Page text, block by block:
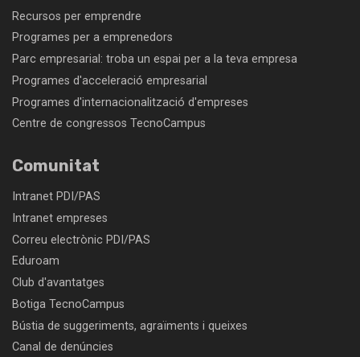
Recursos per emprendre
Programes per a emprenedors
Parc empresarial: troba un espai per a la teva empresa
Programes d'acceleració empresarial
Programes d'internacionalització d'empreses
Centre de congressos TecnoCampus
Comunitat
Intranet PDI/PAS
Intranet empreses
Correu electrònic PDI/PAS
Eduroam
Club d'avantatges
Botiga TecnoCampus
Bústia de suggeriments, agraïments i queixes
Canal de denúncies